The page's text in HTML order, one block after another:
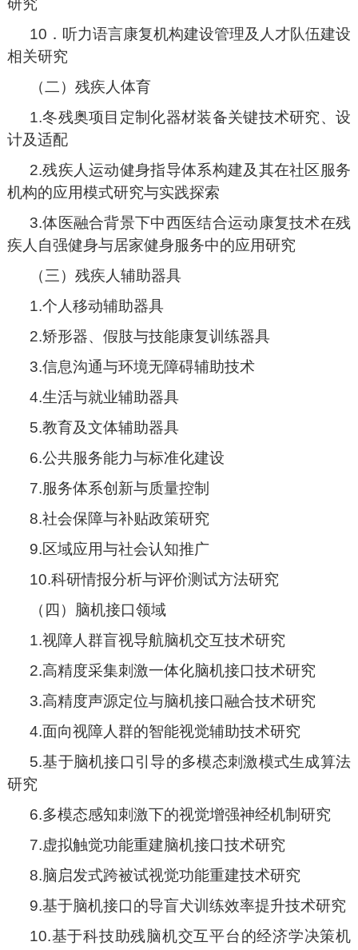
研究
10．听力语言康复机构建设管理及人才队伍建设
相关研究
（二）残疾人体育
1.冬残奥项目定制化器材装备关键技术研究、设
计及适配
2.残疾人运动健身指导体系构建及其在社区服务
机构的应用模式研究与实践探索
3.体医融合背景下中西医结合运动康复技术在残
疾人自强健身与居家健身服务中的应用研究
（三）残疾人辅助器具
1.个人移动辅助器具
2.矫形器、假肢与技能康复训练器具
3.信息沟通与环境无障碍辅助技术
4.生活与就业辅助器具
5.教育及文体辅助器具
6.公共服务能力与标准化建设
7.服务体系创新与质量控制
8.社会保障与补贴政策研究
9.区域应用与社会认知推广
10.科研情报分析与评价测试方法研究
（四）脑机接口领域
1.视障人群盲视导航脑机交互技术研究
2.高精度采集刺激一体化脑机接口技术研究
3.高精度声源定位与脑机接口融合技术研究
4.面向视障人群的智能视觉辅助技术研究
5.基于脑机接口引导的多模态刺激模式生成算法
研究
6.多模态感知刺激下的视觉增强神经机制研究
7.虚拟触觉功能重建脑机接口技术研究
8.脑启发式跨被试视觉功能重建技术研究
9.基于脑机接口的导盲犬训练效率提升技术研究
10.基于科技助残脑机交互平台的经济学决策机